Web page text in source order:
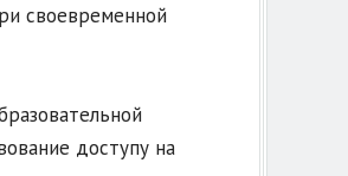
своевременной
доступу на